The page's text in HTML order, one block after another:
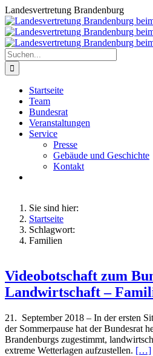
Zum
Inhalt
springen
Landesvertretung Brandenburg
Suche
nach:
Startseite
Team
Bundesrat
Veranstaltungen
Service
Presse
Gebäude und Geschichte
Kontakt
Sie sind hier:
Startseite
Schlagwort:
Familien
Videobotschaft zum
Landwirtschaft –
21. September 2018 – In der ersten
der Sommerpause hat der Bundesrat
Brandenburgs zugestimmt,
extreme Wetterlagen aufzustellen. […]